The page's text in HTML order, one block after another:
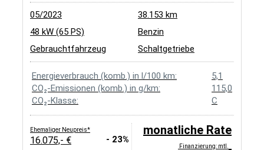
05/2023
38.153 km
48 kW (65 PS)
Benzin
Gebrauchtfahrzeug
Schaltgetriebe
Energieverbrauch (komb.) in l/100 km:
5,1
CO₂-Emissionen (komb.) in g/km:
115,0
CO₂-Klasse:
C
Ehemaliger Neupreis*
16.075,- € - 23%
monatliche Rate
Finanzierung: mtl.